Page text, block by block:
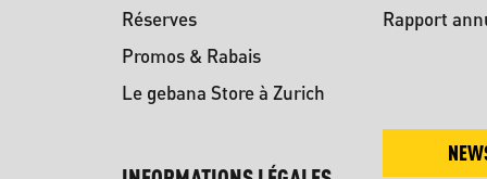
Réserves
Promos & Rabais
Le gebana Store à Zurich
Rapport